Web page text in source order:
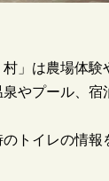
」は農場体験
やプール、宿
トイレの情報